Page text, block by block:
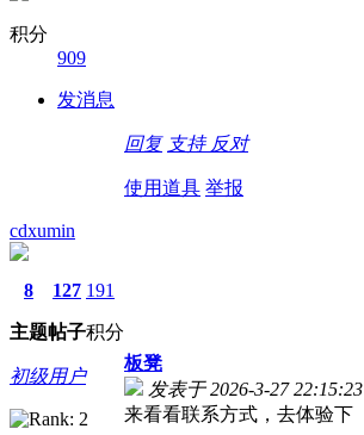
积分
909
发消息
回复 支持 反对
使用道具 举报
cdxumin
8
主题
127
帖子
191
积分
初级用户
板凳
发表于 2026-3-27 22:15:23
来看看联系方式，去体验下